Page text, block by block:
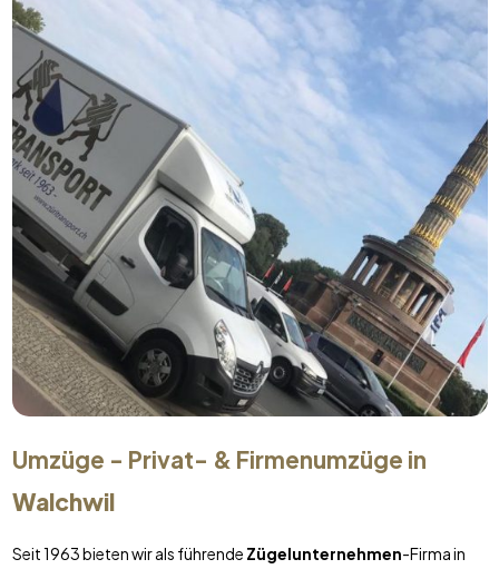
Umzüge - Privat- & Firmenumzüge in
Walchwil
Seit 1963 bieten wir als führende Zügelunternehmen-Firma in